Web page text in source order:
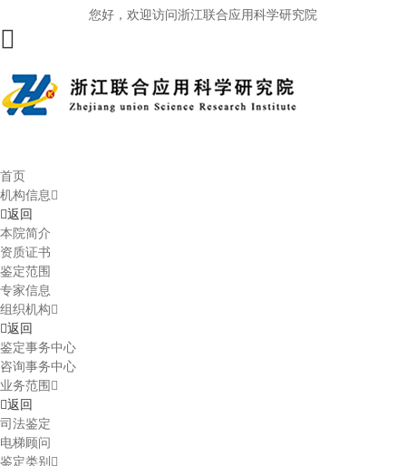
您好，欢迎访问浙江联合应用科学研究院
首页
机构信息
返回
本院简介
资质证书
鉴定范围
专家信息
组织机构
返回
鉴定事务中心
咨询事务中心
业务范围
返回
司法鉴定
电梯顾问
鉴定类别